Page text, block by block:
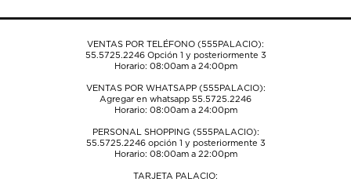
VENTAS POR TELÉFONO (555PALACIO):
55.5725.2246Opción 1 y posteriormente 3
Horario: 08:00am a 24:00pm
VENTAS POR WHATSAPP (555PALACIO):
Agregar en whatsapp 55.5725.2246
Horario: 08:00am a 24:00pm
PERSONAL SHOPPING (555PALACIO):
55.5725.2246opción 1 y posteriormente 3
Horario: 08:00am a 22:00pm
TARJETA PALACIO: